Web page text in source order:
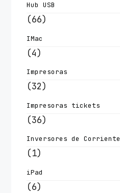
Hub USB
(66)
IMac
(4)
Impresoras
(32)
Impresoras tickets
(36)
Inversores de Corriente
(1)
iPad
(6)